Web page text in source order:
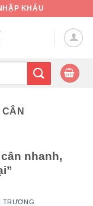
KHẨU
nhanh,
TRƯƠNG